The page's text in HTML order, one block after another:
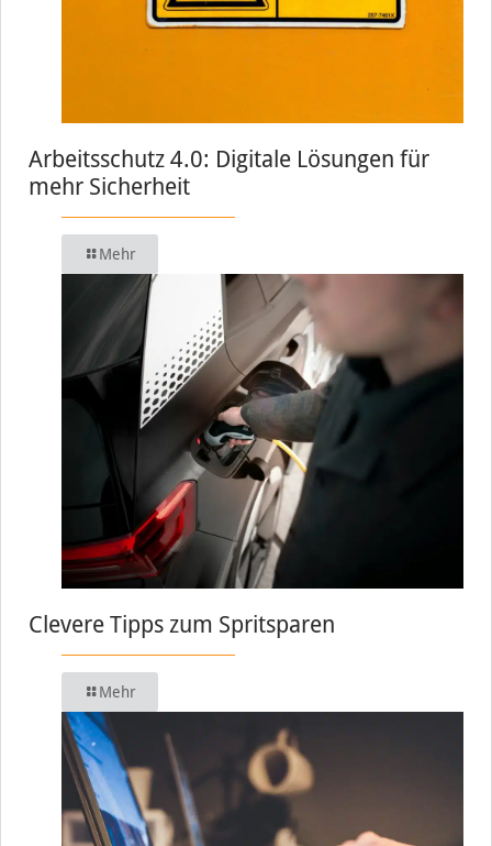
Arbeitsschutz 4.0: Digitale Lösungen für
mehr Sicherheit
Mehr
Clevere Tipps zum Spritsparen
Mehr